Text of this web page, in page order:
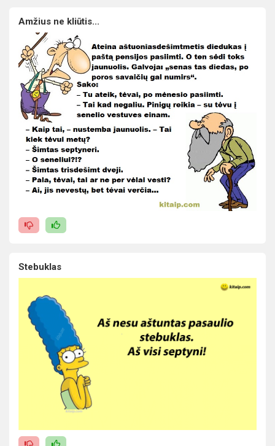
Amžius ne kliūtis...
Stebuklas